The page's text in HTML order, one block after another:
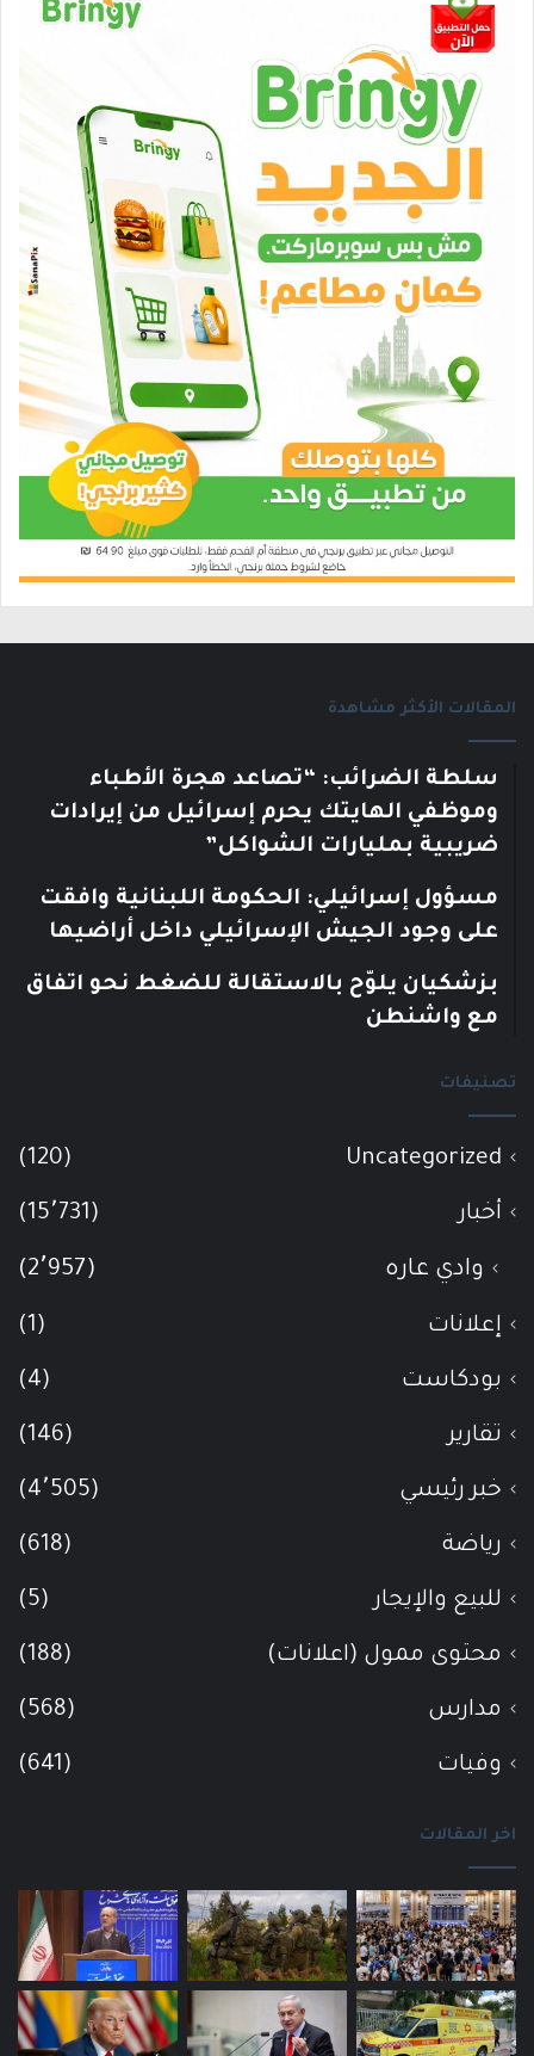
المقالات الأكثر مشاهدة
سلطة الضرائب: “تصاعد هجرة الأطباء
وموظفي الهايتك يحرم إسرائيل من إيرادات
ضريبية بمليارات الشواكل”
مسؤول إسرائيلي: الحكومة اللبنانية وافقت
على وجود الجيش الإسرائيلي داخل أراضيها
بزشكيان يلوّح بالاستقالة للضغط نحو اتفاق
مع واشنطن
تصنيفات
Uncategorized
(120)
أخبار (15٬731)
وادي عاره (2٬957)
إعلانات (1)
بودكاست (4)
تقارير (146)
خبر رئيسي (4٬505)
رياضة (618)
للبيع والإيجار (5)
محتوى ممول (اعلانات) (188)
مدارس (568)
وفيات (641)
اخر المقالات